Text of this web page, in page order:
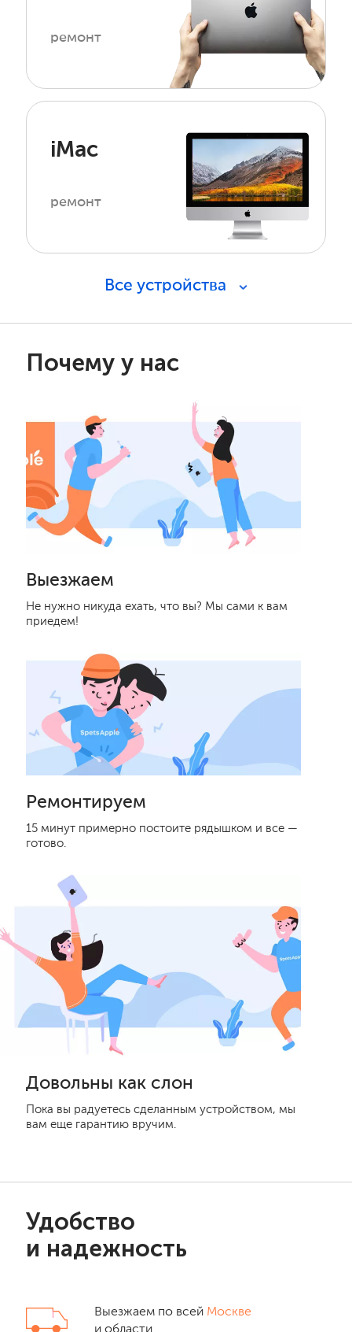
ремонт
iMac
ремонт
Все устройства
Почему у нас
Выезжаем
Не нужно никуда ехать, что вы? Мы сами к вам
приедем!
Ремонтируем
15 минут примерно постоите рядышком и все —
готово.
Довольны как слон
Пока вы радуетесь сделанным устройством, мы
вам еще гарантию вручим.
Удобство
и надежность
Выезжаем по всей Москве
и области